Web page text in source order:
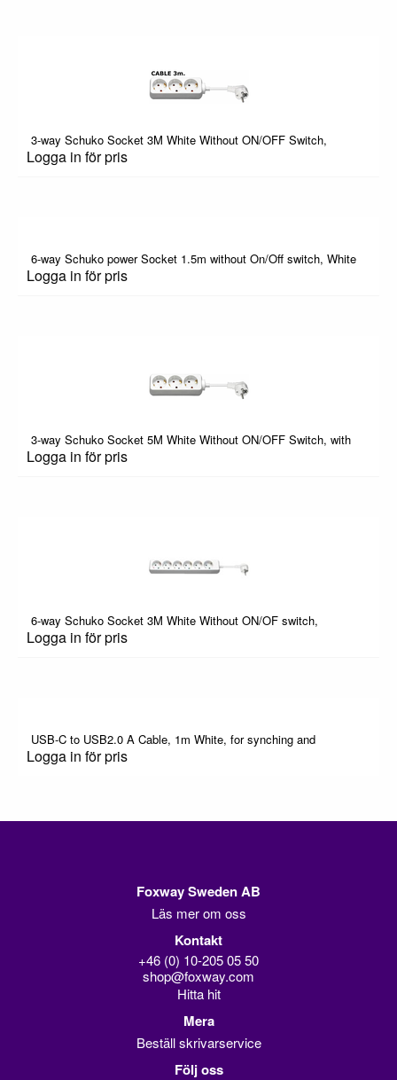
3-way Schuko Socket 3M White Without ON/OFF Switch,
Logga in för pris
6-way Schuko power Socket 1.5m without On/Off switch, White
Logga in för pris
3-way Schuko Socket 5M White Without ON/OFF Switch, with
Logga in för pris
6-way Schuko Socket 3M White Without ON/OF switch,
Logga in för pris
USB-C to USB2.0 A Cable, 1m White, for synching and
Logga in för pris
Foxway Sweden AB
Läs mer om oss
Kontakt
+46 (0) 10-205 05 50
shop@foxway.com
Hitta hit
Mera
Beställ skrivarservice
Följ oss